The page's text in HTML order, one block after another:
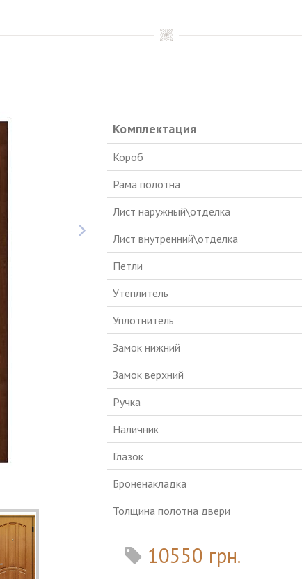
Комплектация
Короб
Рама полотна
Лист наружный\отделка
Лист внутренний\отделка
Петли
Утеплитель
Уплотнитель
Замок нижний
Замок верхний
Ручка
Наличник
Глазок
Броненакладка
Толщина полотна двери
10550 грн.